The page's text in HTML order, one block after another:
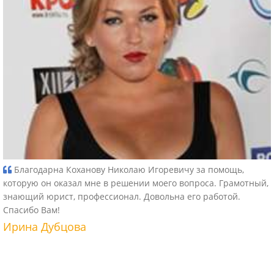
Благодарна Коханову Николаю Игоревичу за помощь,
которую он оказал мне в решении моего вопроса. Грамотный,
знающий юрист, профессионал. Довольна его работой.
Спасибо Вам!
Ирина Дубцова